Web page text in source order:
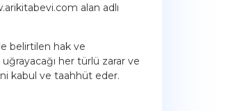
alan adlı
belirtilen hak ve
her türlü zarar ve
kabul ve taahhüt eder.